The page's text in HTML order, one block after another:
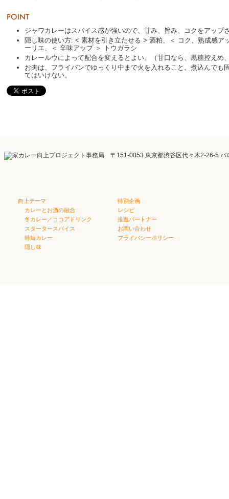
ジャワカレーはスパイス感が強いので、甘み、旨み、コクをアッ
隠し味の使い方: < 素材を引き立たせる > 酒粕、＜ コク、熟成感
ーリエ、＜ 辛味アップ ＞ トウガラシ
カレールウによって配合を変えるとよい。（甘口なら、黒糖控えめ
お肉は、フライパンでゆっくり中まで火を入れること。煮込んで
てはいけない。
向上テーマ
カレーとお酒の融合
冬カレー／ココアドリンク
スタータースパイス
時短カレー
隠し味
特別企画
レシピ
推進パートナー
お問い合わせ
プライバシーポリシー